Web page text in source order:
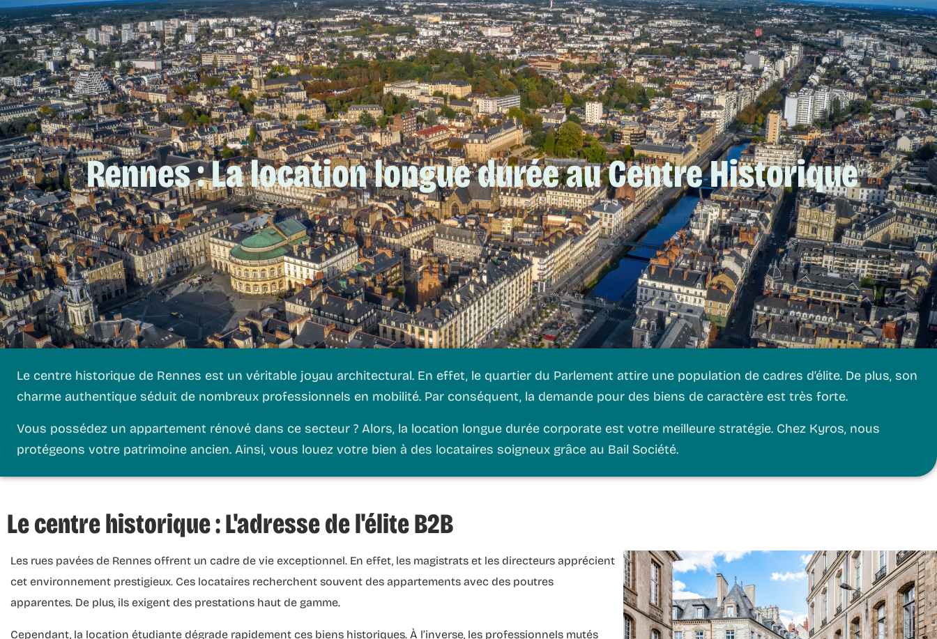
Rennes : La location longue durée au Centre Historique
Le centre historique de Rennes est un véritable joyau architectural. En effet, le quartier du Parlement attire une population de cadres d’élite. De plus, son
charme authentique séduit de nombreux professionnels en mobilité. Par conséquent, la demande pour des biens de caractère est très forte.
Vous possédez un appartement rénové dans ce secteur ? Alors, la location longue durée corporate est votre meilleure stratégie. Chez Kyros, nous
protégeons votre patrimoine ancien. Ainsi, vous louez votre bien à des locataires soigneux grâce au Bail Société.
Le centre historique : L'adresse de l'élite B2B
Les rues pavées de Rennes offrent un cadre de vie exceptionnel. En effet, les magistrats et les directeurs apprécient
cet environnement prestigieux. Ces locataires recherchent souvent des appartements avec des poutres
apparentes. De plus, ils exigent des prestations haut de gamme.
Cependant, la location étudiante dégrade rapidement ces biens historiques. À l’inverse, les professionnels mutés